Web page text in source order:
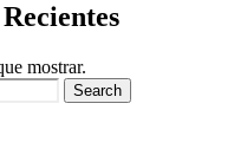
mostrar.